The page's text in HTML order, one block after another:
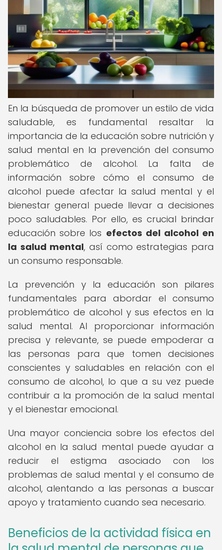
En la búsqueda de promover un estilo de vida
saludable, es fundamental resaltar la
importancia de la educación sobre nutrición y
salud mental en la prevención del consumo
problemático de alcohol. La falta de
información sobre cómo el consumo de
alcohol puede afectar la salud mental y el
bienestar general puede llevar a decisiones
poco saludables. Por ello, es crucial brindar
educación sobre los efectos del alcohol en
la salud mental, así como estrategias para
un consumo responsable.
La prevención y la educación son pilares
fundamentales para abordar el consumo
problemático de alcohol y sus efectos en la
salud mental. Al proporcionar información
precisa y relevante, se puede empoderar a
las personas para que tomen decisiones
conscientes y saludables en relación con el
consumo de alcohol, lo que a su vez puede
contribuir a la promoción de la salud mental
y el bienestar emocional.
Una mayor conciencia sobre los efectos del
alcohol en la salud mental puede ayudar a
reducir el estigma asociado con los
problemas de salud mental y el consumo de
alcohol, alentando a las personas a buscar
apoyo y tratamiento cuando sea necesario.
Beneficios de la actividad física en